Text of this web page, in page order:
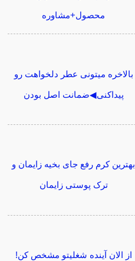
محصول+مشاوره
بالاخره میتونی عطر دلخواهت رو
پیداکنی◀ضمانت اصل بودن
بهترین کرم رفع جای بخیه زایمان و
ترک پوستی زایمان
از الان آینده شغلیتو مشخص کن!